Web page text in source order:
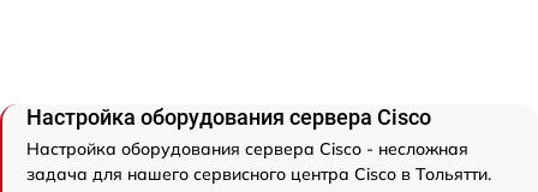
Настройка оборудования сервера Cisco
Настройка оборудования сервера Cisco - несложная
задача для нашего сервисного центра Cisco в Тольятти.